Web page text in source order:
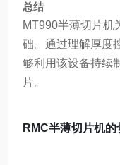
总结
MT990半薄切片机
础。通过理解厚度
够利用该设备持续
片。
RMC半薄切片机